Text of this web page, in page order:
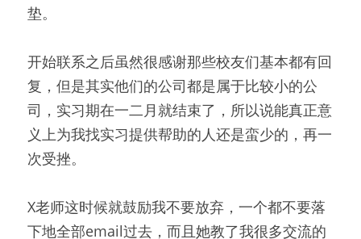
垫。
开始联系之后虽然很感谢那些校友们基本都有回
复，但是其实他们的公司都是属于比较小的公
司，实习期在一二月就结束了，所以说能真正意
义上为我找实习提供帮助的人还是蛮少的，再一
次受挫。
X老师这时候就鼓励我不要放弃，一个都不要落
下地全部email过去，而且她教了我很多交流的